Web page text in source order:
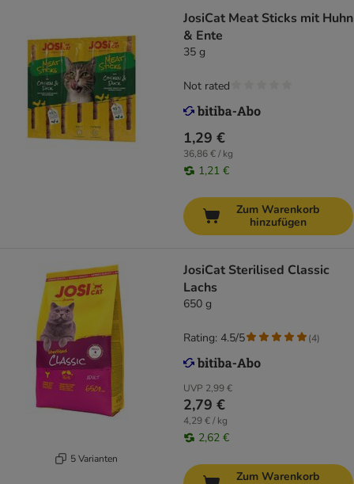
JosiCat Meat Sticks mit Huhn
& Ente
35 g
1,29 €
36,86 € / kg
1,21 €
Not rated
Zum Warenkorb
hinzufügen
5 Varianten
JosiCat Sterilised Classic
Lachs
650 g
UVP 2,99 €
2,79 €
4,29 € / kg
2,62 €
Rating: 4.5/5 (4)
Zum Warenkorb